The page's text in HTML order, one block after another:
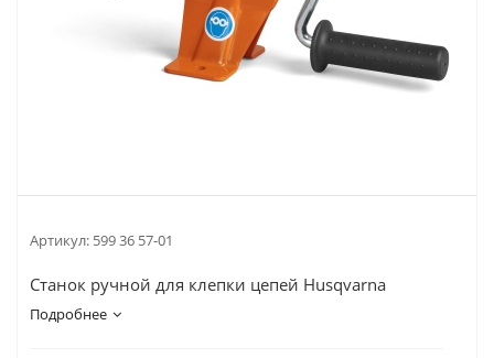
Артикул: 599 36 57-01
Станок ручной для клепки цепей Husqvarna
Подробнее